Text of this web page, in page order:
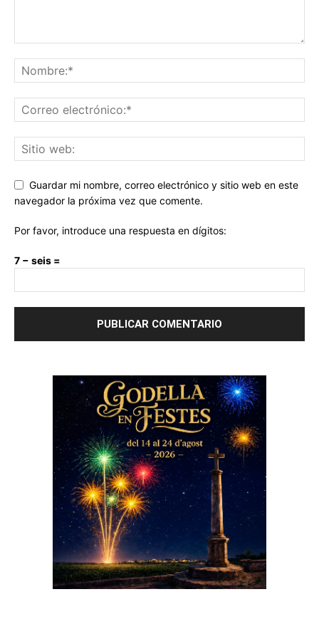
Guardar mi nombre, correo electrónico y sitio web en este
navegador la próxima vez que comente.
Por favor, introduce una respuesta en dígitos:
7 − seis =